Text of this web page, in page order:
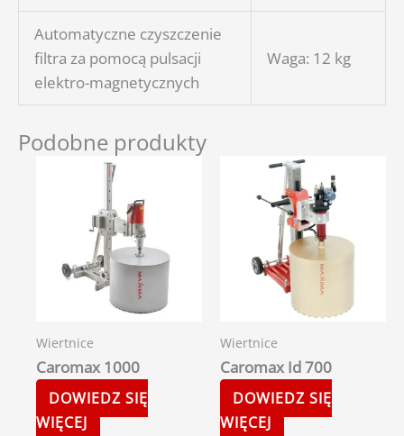
Automatyczne czyszczenie
filtra za pomocą pulsacji
elektro-magnetycznych
Waga: 12 kg
Podobne produkty
Wiertnice
Caromax 1000
DOWIEDZ SIĘ
WIĘCEJ
Wiertnice
Caromax Id 700
DOWIEDZ SIĘ
WIĘCEJ